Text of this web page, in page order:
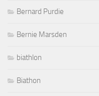
Bernard Purdie
Bernie Marsden
biathlon
Biathon